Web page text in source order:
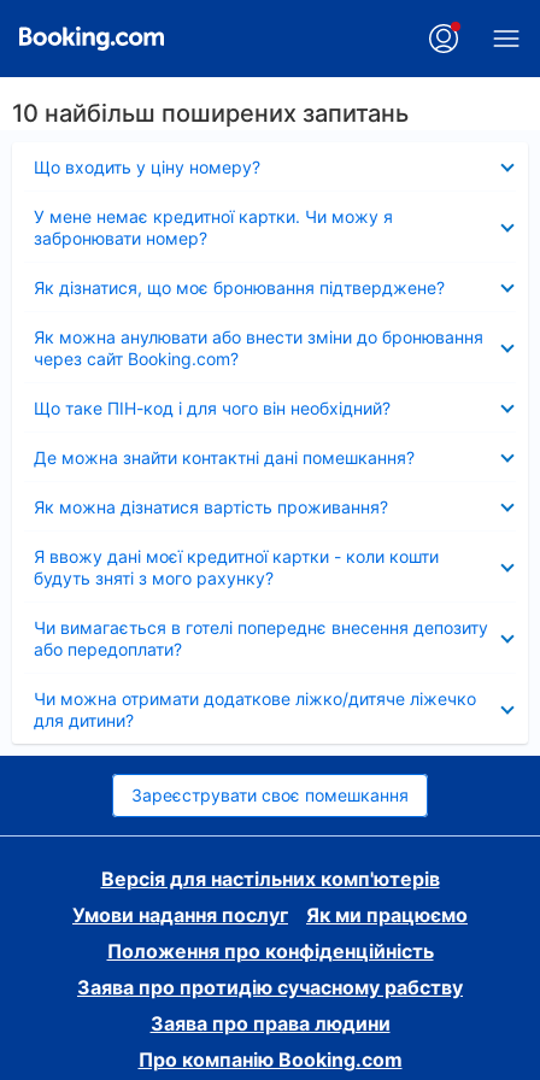
10 найбільш поширених запитань
Що входить у ціну номеру?
У мене немає кредитної картки. Чи можу я
забронювати номер?
Як дізнатися, що моє бронювання підтверджене?
Як можна анулювати або внести зміни до бронювання
через сайт Booking.com?
Що таке ПІН-код і для чого він необхідний?
Де можна знайти контактні дані помешкання?
Як можна дізнатися вартість проживання?
Я ввожу дані моєї кредитної картки - коли кошти
будуть зняті з мого рахунку?
Чи вимагається в готелі попереднє внесення депозиту
або передоплати?
Чи можна отримати додаткове ліжко/дитяче ліжечко
для дитини?
Зареєструвати своє помешкання
Версія для настільних комп'ютерів
Умови надання послуг
Як ми працюємо
Положення про конфіденційність
Заява про протидію сучасному рабству
Заява про права людини
Про компанію Booking.com